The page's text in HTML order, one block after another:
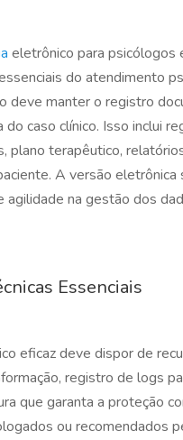
eletrônico para psicólogos
do atendimento
deve manter o registro
caso clínico. Isso inclui
plano terapêutico,
A versão
agilidade na gestão dos
Essenciais
eficaz deve dispor de
registro de logs
que garanta a proteção
ou recomendados